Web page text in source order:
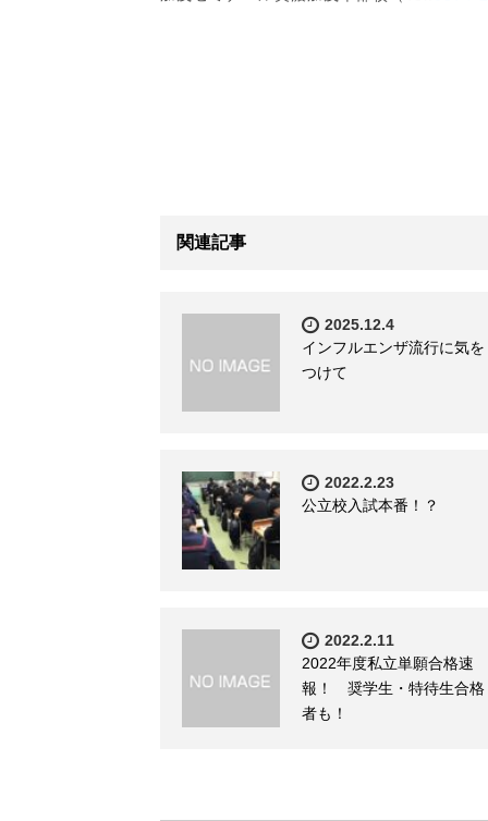
関連記事
2025.12.4
インフルエンザ流行に気を
つけて
2022.2.23
公立校入試本番！？
2022.2.11
2022年度私立単願合格速
報！ 奨学生・特待生合格
者も！